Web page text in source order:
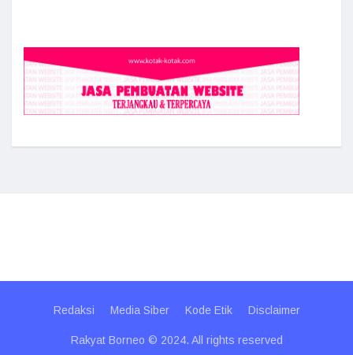
Redaksi Media Siber Kode Etik Disclaimer
Rakyat Borneo © 2024. All rights reserved